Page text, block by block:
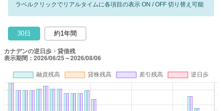
ラベルクリックでリアルタイムに各項目の表示 ON / OFF 切り替え可能
30日 約1年間